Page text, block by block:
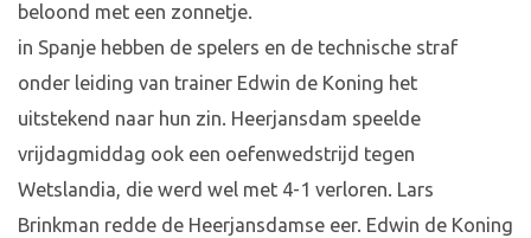
beloond met een zonnetje.
in Spanje hebben de spelers en de technische straf
onder leiding van trainer Edwin de Koning het
uitstekend naar hun zin. Heerjansdam speelde
vrijdagmiddag ook een oefenwedstrijd tegen
Wetslandia, die werd wel met 4-1 verloren. Lars
Brinkman redde de Heerjansdamse eer. Edwin de Koning